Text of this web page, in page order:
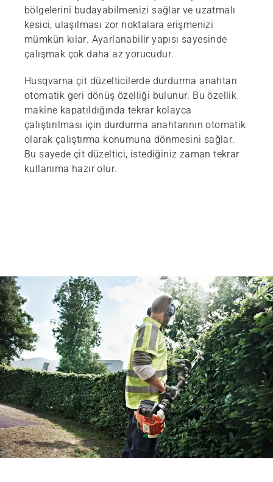
bölgelerini budayabilmenizi sağlar ve uzatmalı
kesici, ulaşılması zor noktalara erişmenizi
mümkün kılar. Ayarlanabilir yapısı sayesinde
çalışmak çok daha az yorucudur.
Husqvarna çit düzelticilerde durdurma anahtarı
otomatik geri dönüş özelliği bulunur. Bu özellik
makine kapatıldığında tekrar kolayca
çalıştırılması için durdurma anahtarının otomatik
olarak çalıştırma konumuna dönmesini sağlar.
Bu sayede çit düzeltici, istediğiniz zaman tekrar
kullanıma hazır olur.